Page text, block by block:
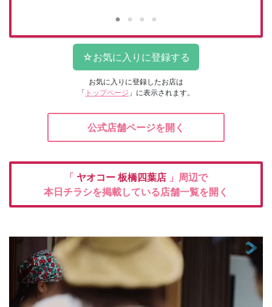
お気に入りに登録したお店は
「 トップページ 」に表示されます。
公式店舗ページを開く
「 ヤオコー 板橋四葉店 」周辺で
本日チラシを掲載している店舗一覧を開く